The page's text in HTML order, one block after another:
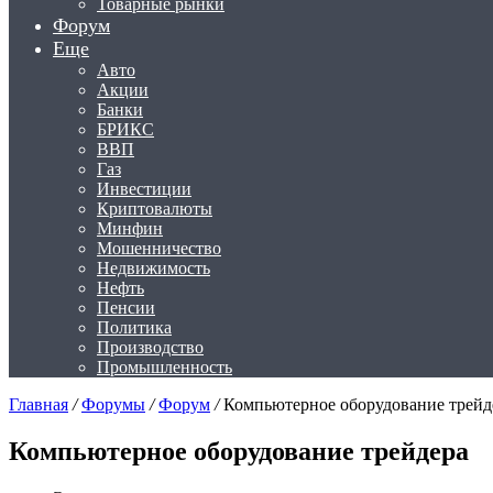
Товарные рынки
Форум
Еще
Авто
Акции
Банки
БРИКС
ВВП
Газ
Инвестиции
Криптовалюты
Минфин
Мошенничество
Недвижимость
Нефть
Пенсии
Политика
Производство
Промышленность
Главная / Форумы / Форум / Компьютерное оборудование
Компьютерное оборудование трейдера